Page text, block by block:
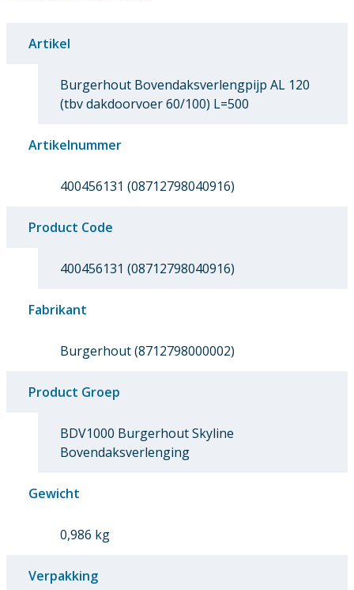
Artikel
Burgerhout Bovendaksverlengpijp AL 120
(tbv dakdoorvoer 60/100) L=500
Artikelnummer
400456131 (08712798040916)
Product Code
400456131 (08712798040916)
Fabrikant
Burgerhout (8712798000002)
Product Groep
BDV1000 Burgerhout Skyline
Bovendaksverlenging
Gewicht
0,986 kg
Verpakking